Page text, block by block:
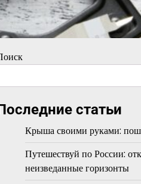
статьи
Крыша своими руками:
Путешествуй по России:
неизведанные горизонты